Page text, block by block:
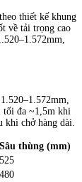
thiết kế khung
về tải trọng cao
tối đa ~1,5m khi
khi chở hàng dài.
Sâu thùng (mm)
525
480